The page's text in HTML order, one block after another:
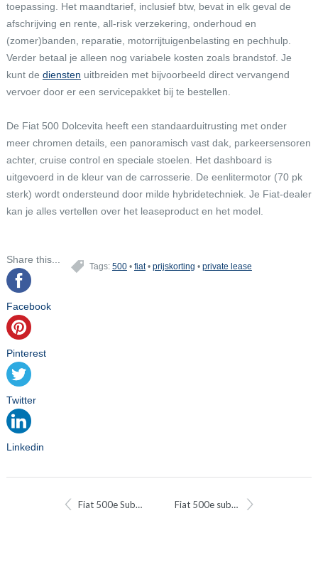
toepassing. Het maandtarief, inclusief btw, bevat in elk geval de
afschrijving en rente, all-risk verzekering, onderhoud en
(zomer)banden, reparatie, motorrijtuigenbelasting en pechhulp.
Verder betaal je alleen nog variabele kosten zoals brandstof. Je
kunt de diensten uitbreiden met bijvoorbeeld direct vervangend
vervoer door er een servicepakket bij te bestellen.
De Fiat 500 Dolcevita heeft een standaarduitrusting met onder
meer chromen details, een panoramisch vast dak, parkeersensoren
achter, cruise control en speciale stoelen. Het dashboard is
uitgevoerd in de kleur van de carrosserie. De eenlitermotor (70 pk
sterk) wordt ondersteund door milde hybridetechniek. Je Fiat-dealer
kan je alles vertellen over het leaseproduct en het model.
Share this...
Facebook
Pinterest
Twitter
Linkedin
Tags: 500• fiat• prijskorting • private lease
Fiat 500e Subsidieverdubbelaar Fiat 500e subsidieverdubbelaar tot 6.700 euro